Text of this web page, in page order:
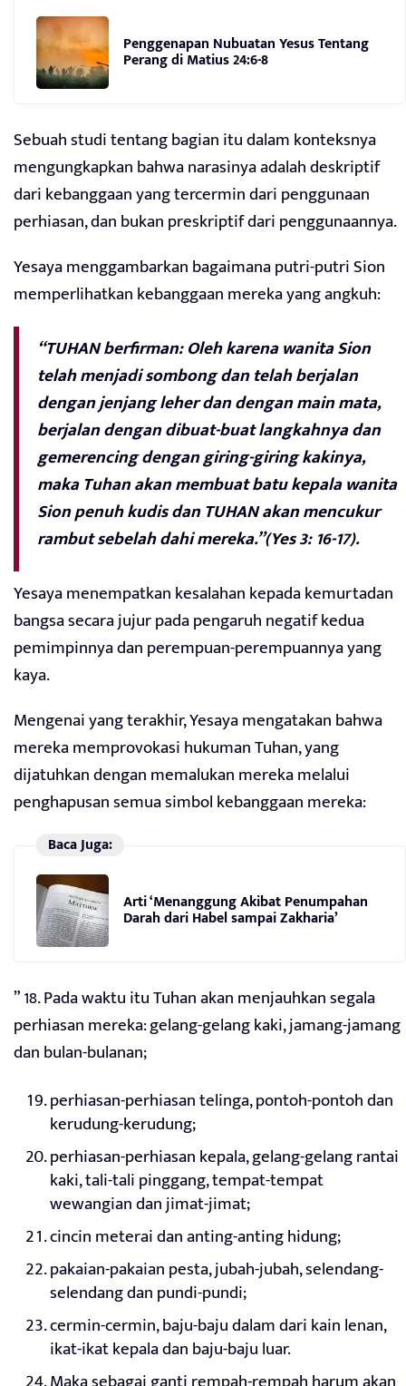
Penggenapan Nubuatan Yesus Tentang
Perang di Matius 24:6-8
Sebuah studi tentang bagian itu dalam konteksnya
mengungkapkan bahwa narasinya adalah deskriptif
dari kebanggaan yang tercermin dari penggunaan
perhiasan, dan bukan preskriptif dari penggunaannya.
Yesaya menggambarkan bagaimana putri-putri Sion
memperlihatkan kebanggaan mereka yang angkuh:
“TUHAN berfirman: Oleh karena wanita Sion
telah menjadi sombong dan telah berjalan
dengan jenjang leher dan dengan main mata,
berjalan dengan dibuat-buat langkahnya dan
gemerencing dengan giring-giring kakinya,
maka Tuhan akan membuat batu kepala wanita
Sion penuh kudis dan TUHAN akan mencukur
rambut sebelah dahi mereka.”(Yes 3: 16-17).
Yesaya menempatkan kesalahan kepada kemurtadan
bangsa secara jujur pada pengaruh negatif kedua
pemimpinnya dan perempuan-perempuannya yang
kaya.
Mengenai yang terakhir, Yesaya mengatakan bahwa
mereka memprovokasi hukuman Tuhan, yang
dijatuhkan dengan memalukan mereka melalui
penghapusan semua simbol kebanggaan mereka:
Baca Juga:
Arti ‘Menanggung Akibat Penumpahan
Darah dari Habel sampai Zakharia’
” 18. Pada waktu itu Tuhan akan menjauhkan segala
perhiasan mereka: gelang-gelang kaki, jamang-jamang
dan bulan-bulanan;
perhiasan-perhiasan telinga, pontoh-pontoh dan
kerudung-kerudung;
perhiasan-perhiasan kepala, gelang-gelang rantai
kaki, tali-tali pinggang, tempat-tempat
wewangian dan jimat-jimat;
cincin meterai dan anting-anting hidung;
pakaian-pakaian pesta, jubah-jubah, selendang-
selendang dan pundi-pundi;
cermin-cermin, baju-baju dalam dari kain lenan,
ikat-ikat kepala dan baju-baju luar.